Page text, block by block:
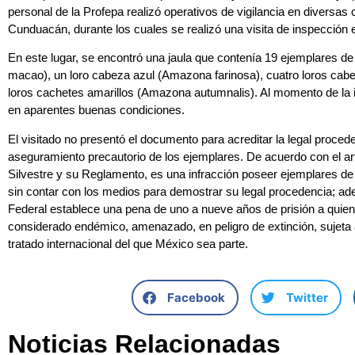
personal de la Profepa realizó operativos de vigilancia en
Cunduacán, durante los cuales se realizó una visita de inspección
En este lugar, se encontró una jaula que contenía 19 ejemplares
macao), un loro cabeza azul (Amazona farinosa), cuatro loros
loros cachetes amarillos (Amazona autumnalis). Al momento de
en aparentes buenas condiciones.
El visitado no presentó el documento para acreditar la legal
aseguramiento precautorio de los ejemplares. De acuerdo con el
Silvestre y su Reglamento, es una infracción poseer ejemplares
sin contar con los medios para demostrar su legal procedencia;
Federal establece una pena de uno a nueve años de prisión a
considerado endémico, amenazado, en peligro de extinción,
tratado internacional del que México sea parte.
Facebook Twitter
Noticias Relacionadas